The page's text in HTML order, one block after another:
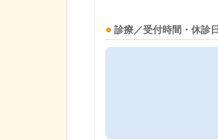
診療／受付時間・休診日